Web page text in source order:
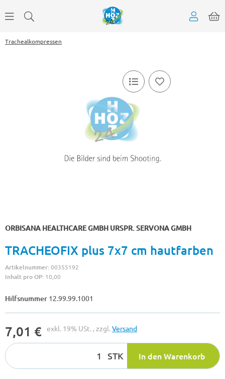
Trachealkompressen
ORBISANA HEALTHCARE GMBH URSPR. SERVONA GMBH
TRACHEOFIX plus 7x7 cm hautfarben
Artikelnummer:00355192
Inhalt pro OP: 10,00
Hilfsnummer 12.99.99.1001
7,01 € exkl. 19% USt. , zzgl.Versand
STK In den Warenkorb